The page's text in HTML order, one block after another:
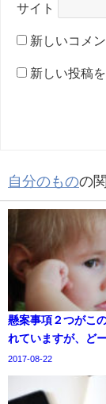
サイト
新しいコメ
新しい投稿
自分のものの
懸案事項２つがこ
れていますが、ど
2017-08-22